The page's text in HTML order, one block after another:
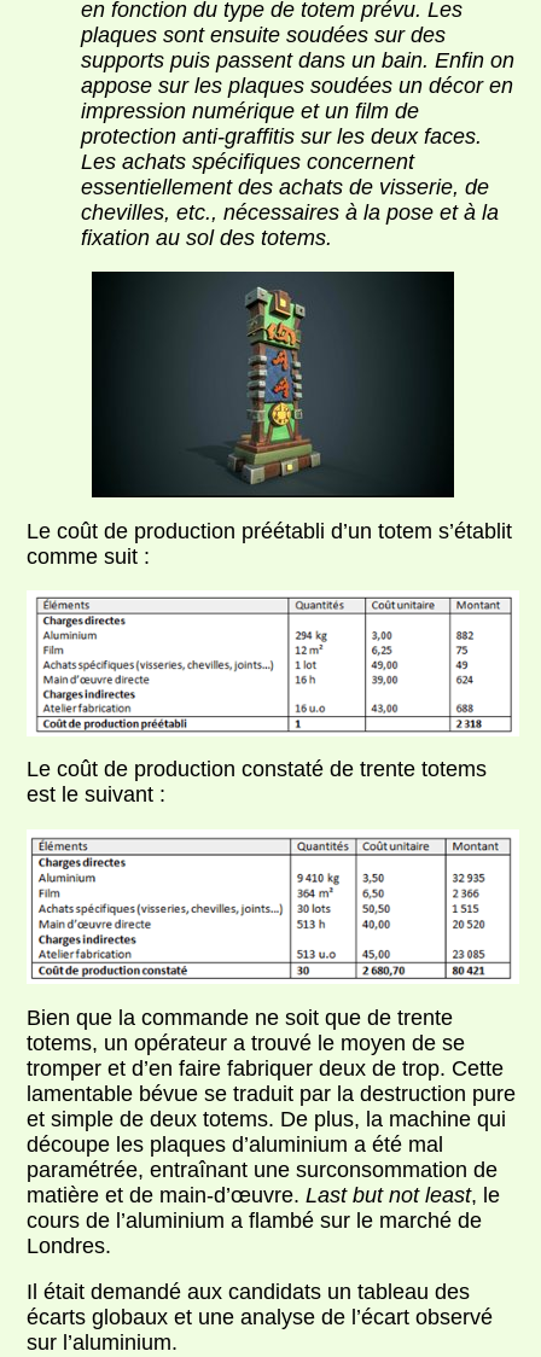
en fonction du type de totem prévu. Les
plaques sont ensuite soudées sur des
supports puis passent dans un bain. Enfin on
appose sur les plaques soudées un décor en
impression numérique et un film de
protection anti-graffitis sur les deux faces.
Les achats spécifiques concernent
essentiellement des achats de visserie, de
chevilles, etc., nécessaires à la pose et à la
fixation au sol des totems.
Le coût de production préétabli d’un totem s’établit
comme suit :
Le coût de production constaté de trente totems
est le suivant :
Bien que la commande ne soit que de trente
totems, un opérateur a trouvé le moyen de se
tromper et d’en faire fabriquer deux de trop. Cette
lamentable bévue se traduit par la destruction pure
et simple de deux totems. De plus, la machine qui
découpe les plaques d’aluminium a été mal
paramétrée, entraînant une surconsommation de
matière et de main-d’œuvre.Last but not least, le
cours de l’aluminium a flambé sur le marché de
Londres.
Il était demandé aux candidats un tableau des
écarts globaux et une analyse de l’écart observé
sur l’aluminium.